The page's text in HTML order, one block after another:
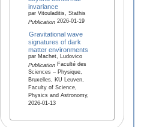
invariance
par Vitouladitis, Stathis
Publication2026-01-19
Gravitational wave
signatures of dark
matter environments
par Machet, Ludovico
PublicationFaculté des
Sciences – Physique,
Bruxelles, KU Leuven,
Faculty of Science,
Physics and Astronomy,
2026-01-13